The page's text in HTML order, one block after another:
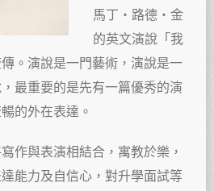
馬丁‧路德‧金
的英文演說「我
。演說是一門藝術，演說是一
最重要的是先有一篇優秀的演
的外在表達。
作與表演相結合，寓教於樂，
能力及自信心，對升學面試等